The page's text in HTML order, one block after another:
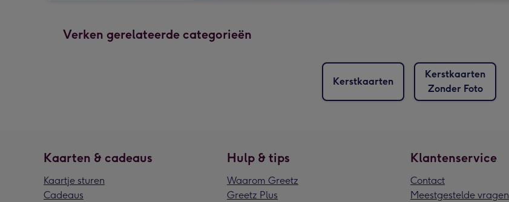
Verken gerelateerde categorieën
Kerstkaarten
Kerstkaarten
Zonder Foto
Kaarten & cadeaus
Kaartje sturen
Cadeaus
Hulp & tips
Waarom Greetz
Greetz Plus
Klantenservice
Contact
Meestgestelde vragen